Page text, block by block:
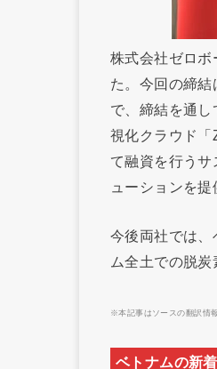
株式会社ゼロ
た。今回の締
で、締結を通
視化クラウド
て融資を行う
ューションを提
今後両社では
ム全土での脱炭
※本記事はソースの翻訳情